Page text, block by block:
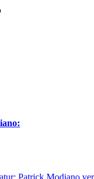
Patrick Modiano